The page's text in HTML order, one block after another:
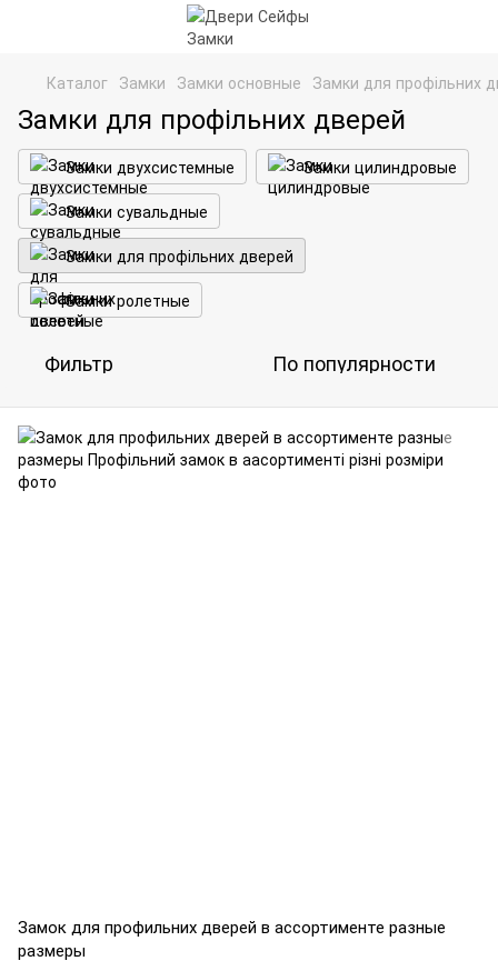
Каталог Замки Замки основные Замки для профільних
Замки для профільних дверей
Замки двухсистемные
Замки цилиндровые
Замки сувальдные
Замки для профільних дверей
Замки ролетные
Фильтр По популярности
Замок для профильних дверей в ассортименте разные
размеры